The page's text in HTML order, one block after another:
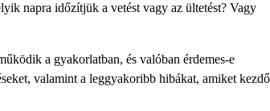
napra időzítjük a vetést vagy az ültetést? Vagy
a gyakorlatban, és valóban érdemes-e
valamint a leggyakoribb hibákat, amiket kezdő